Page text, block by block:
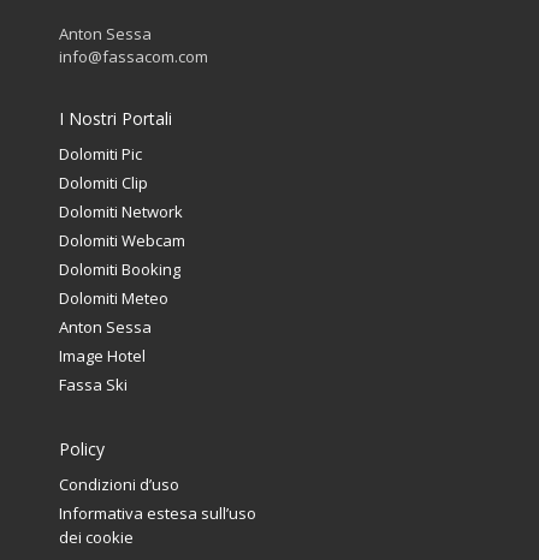
Anton Sessa
info@fassacom.com
I Nostri Portali
Dolomiti Pic
Dolomiti Clip
Dolomiti Network
Dolomiti Webcam
Dolomiti Booking
Dolomiti Meteo
Anton Sessa
Image Hotel
Fassa Ski
Policy
Condizioni d’uso
Informativa estesa sull’uso
dei cookie